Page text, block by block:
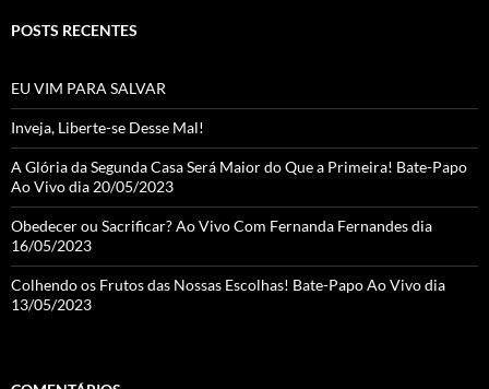
POSTS RECENTES
EU VIM PARA SALVAR
Inveja, Liberte-se Desse Mal!
A Glória da Segunda Casa Será Maior do Que a Primeira! Bate-Papo
Ao Vivo dia 20/05/2023
Obedecer ou Sacrificar? Ao Vivo Com Fernanda Fernandes dia
16/05/2023
Colhendo os Frutos das Nossas Escolhas! Bate-Papo Ao Vivo dia
13/05/2023